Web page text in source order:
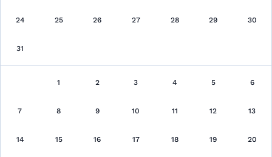
Cazări
au fost găsite 90 unităţi de cazare
Arată pe hartă
24 25 26 27 28 29 30
31
1 2 3 4 5 6
7 8 9 10 11 12 13
14 15 16 17 18 19 20